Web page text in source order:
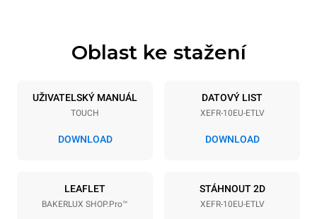
Specifikace plechů
10 600x400
Vzdálenost mezi zásobníky
Oblast ke stažení
UŽIVATELSKÝ MANUÁL
TOUCH
DOWNLOAD
DATOVÝ LIST
XEFR-10EU-ETLV
DOWNLOAD
LEAFLET
BAKERLUX SHOP.Pro™
STÁHNOUT 2D
XEFR-10EU-ETLV